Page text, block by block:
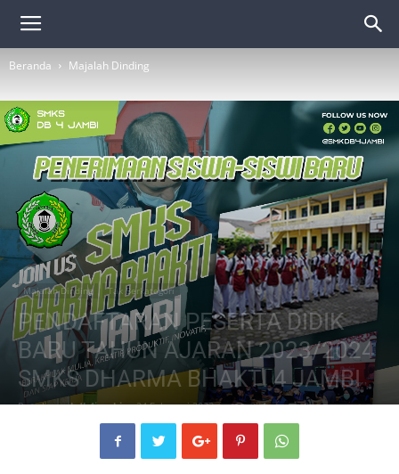
Beranda Majalah Dinding
Majalah Dinding Tak Berkategori
PENDAFTARAN PESERTA DIDIK
BARU TAHUN AJARAN 2023/2024
SMKS DHARMA BHAKTI 4 JAMBI
Penulis smkdb4jambi - 24 Februari 2023 274 0